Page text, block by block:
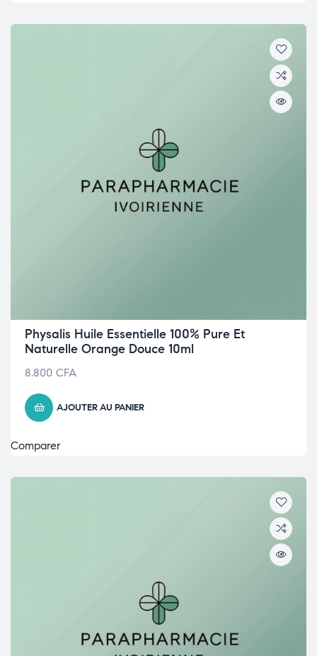
Physalis Huile Essentielle 100% Pure Et
Naturelle Orange Douce 10ml
8.800 CFA
AJOUTER AU PANIER
Comparer